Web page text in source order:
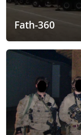
Fath-360